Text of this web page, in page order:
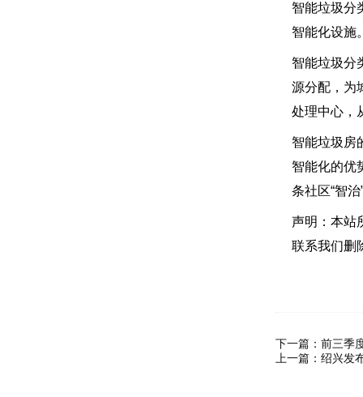
智能垃圾分
智能化设施
智能垃圾分
源分配，为
处理中心，
智能垃圾房
智能化的优
条社区“智
声明：本站
联系我们删
下一篇： 前三季
上一篇： 绍兴发